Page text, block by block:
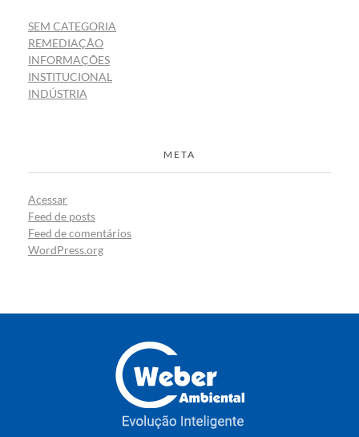
SEM CATEGORIA
REMEDIAÇÃO
INFORMAÇÕES
INSTITUCIONAL
INDÚSTRIA
META
Acessar
Feed de posts
Feed de comentários
WordPress.org